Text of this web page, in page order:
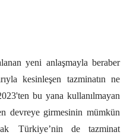
yeni anlaşmayla beraber
kesinleşen tazminatın ne
bu yana kullanılmayan
devreye girmesinin mümkün
Türkiye’nin de tazminat